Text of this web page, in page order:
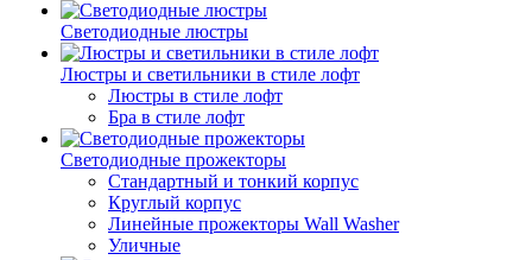
Светодиодные люстры
Люстры и светильники в стиле лофт
Люстры в стиле лофт
Бра в стиле лофт
Светодиодные прожекторы
Стандартный и тонкий корпус
Круглый корпус
Линейные прожекторы Wall Washer
Уличные